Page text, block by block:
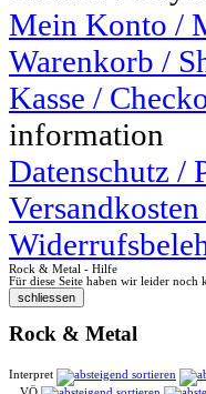
Mein Konto /
Warenkorb /
Kasse /
information
Datenschutz /
Versandkosten
Rock & Metal - Hilfe
Für diese Seite haben wir leider noch
Rock & Metal
Interpret